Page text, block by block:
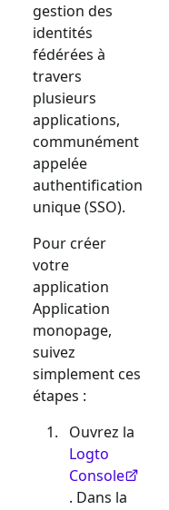
gestion des
identités
fédérées à
travers
plusieurs
applications,
communément
appelée
authentification
unique (SSO).
Pour créer
votre
application
Application
monopage,
suivez
simplement ces
étapes :
Ouvrez la
Logto
Console
. Dans la